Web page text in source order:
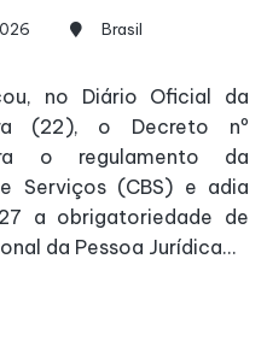
Brasil
no Diário Oficial da
(22), o Decreto nº
o regulamento da
Serviços (CBS) e adia
a obrigatoriedade de
da Pessoa Jurídica...